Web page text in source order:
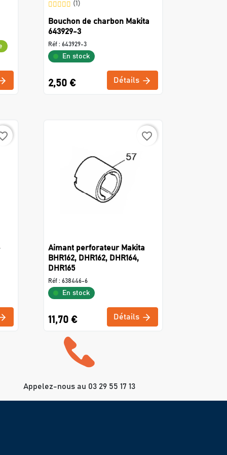
(1)
Bouchon de charbon Makita
643929-3
Réf : 643929-3
En stock
2,50 € Détails
favorite_border
Aimant perforateur Makita
BHR162, DHR162, DHR164,
DHR165
Réf : 638446-6
En stock
11,70 € Détails
Appelez-nous au 03 29 55 17 13